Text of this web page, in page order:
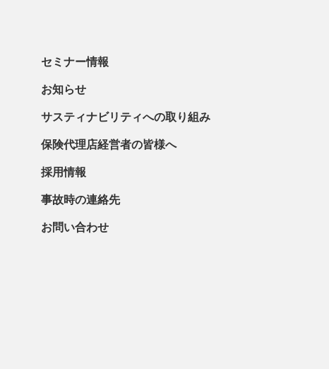
セミナー情報
お知らせ
サスティナビリティへの取り組み
保険代理店経営者の皆様へ
採用情報
事故時の連絡先
お問い合わせ